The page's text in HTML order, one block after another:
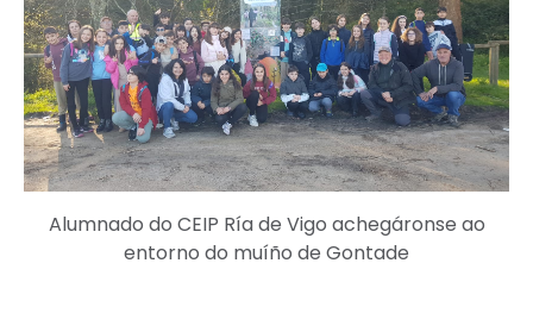
Alumnado do CEIP Ría de Vigo achegáronse ao
entorno do muíño de Gontade